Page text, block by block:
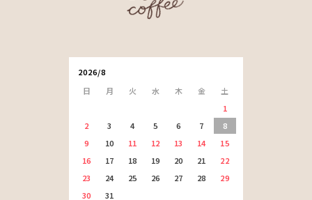
2026/8
日
月 火 水 木 金
土
1
2
3 4 5 6 7
8
9
10 11 12 13 14
15
16
17 18 19 20 21
22
23
24 25 26 27 28
29
30
31